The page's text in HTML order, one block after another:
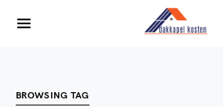
BROWSING TAG